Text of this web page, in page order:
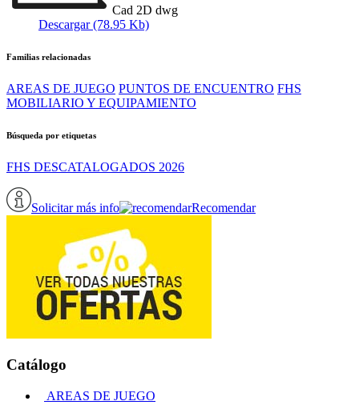
Cad 2D dwg
Descargar (78.95 Kb)
Familias relacionadas
AREAS DE JUEGO PUNTOS DE ENCUENTRO FHS
MOBILIARIO Y EQUIPAMIENTO
Búsqueda por etiquetas
FHS DESCATALOGADOS 2026
Solicitar más info Recomendar
Catálogo
AREAS DE JUEGO